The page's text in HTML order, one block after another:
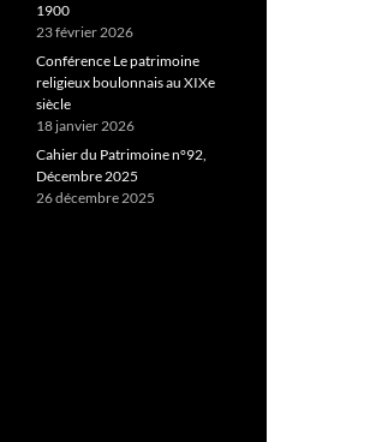
1900
23 février 2026
Conférence Le patrimoine
religieux boulonnais au XIXe
siècle
18 janvier 2026
Cahier du Patrimoine n°92,
Décembre 2025
26 décembre 2025